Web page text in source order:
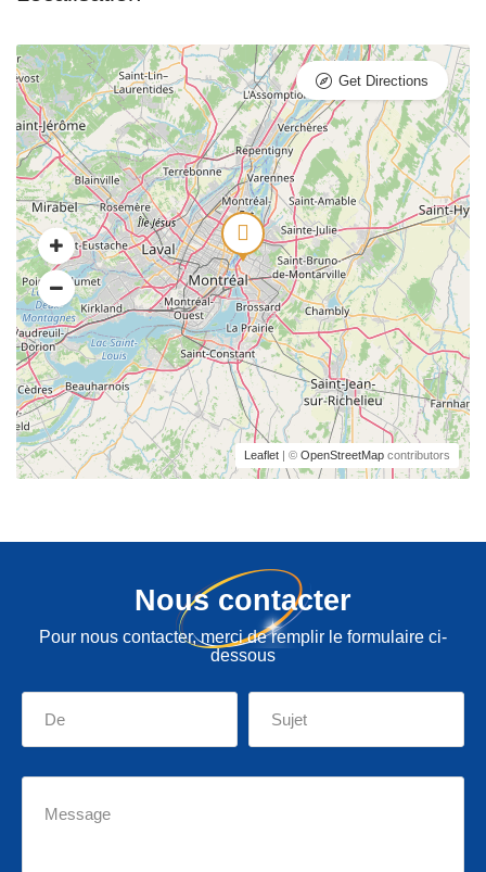
Leaflet | © OpenStreetMap contributors
Get Directions
Nous contacter
Pour nous contacter, merci de remplir le formulaire ci-
dessous